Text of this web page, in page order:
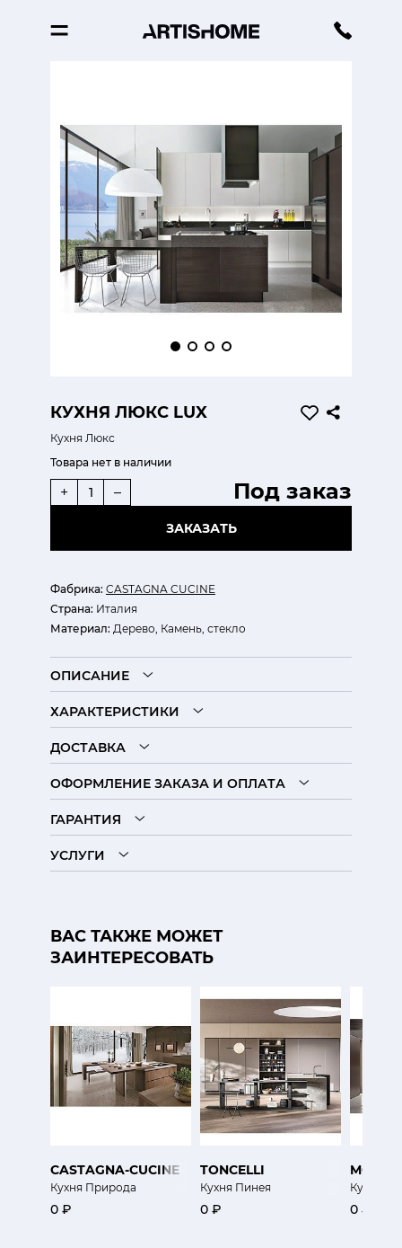
КУХНЯ ЛЮКС LUX
Кухня Люкс
Фабрика: CASTAGNA CUCINE
Страна: Италия
Материал: Дерево, Камень, стекло
Товара нет в наличии
Под заказ
+ –
ЗАКАЗАТЬ
ОПИСАНИЕ
ХАРАКТЕРИСТИКИ
ДОСТАВКА
ОФОРМЛЕНИЕ ЗАКАЗА И ОПЛАТА
ГАРАНТИЯ
УСЛУГИ
ВАС ТАКЖЕ МОЖЕТ
ЗАИНТЕРЕСОВАТЬ
CASTAGNA-CUCINE
Кухня Природа
0 ₽
TONCELLI
Кухня Пинея
0 ₽
Кухня
0 ₽